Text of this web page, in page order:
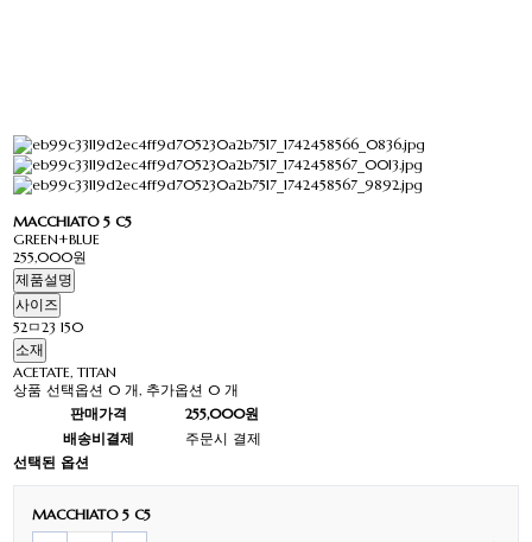
MACCHIATO 5 C5
GREEN+BLUE
255,000원
제품설명
사이즈
52ㅁ23 150
소재
ACETATE, TITAN
상품 선택옵션 0 개, 추가옵션 0 개
판매가격
255,000원
배송비결제
주문시 결제
선택된 옵션
MACCHIATO 5 C5